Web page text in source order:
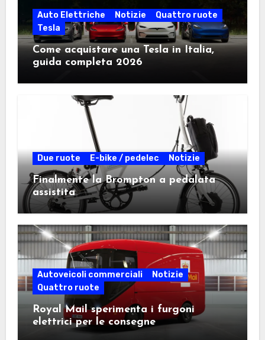
Auto Elettriche Notizie
Quattro ruote
Tesla
Come acquistare una Tesla in Italia,
guida completa 2026
Due ruote E-bike / pedelec Notizie
Finalmente la Brompton a pedalata
assistita
Autoveicoli commerciali
Notizie
Quattro ruote
Royal Mail sperimenta i furgoni
elettrici per le consegne